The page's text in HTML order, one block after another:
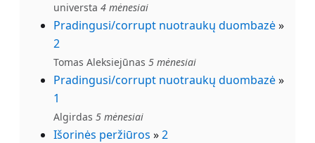
universta 4 mėnesiai
Pradingusi/corrupt nuotraukų duombazė»
2
Tomas Aleksiejūnas 5 mėnesiai
Pradingusi/corrupt nuotraukų duombazė»
1
Algirdas 5 mėnesiai
Išorinės peržiūros »2